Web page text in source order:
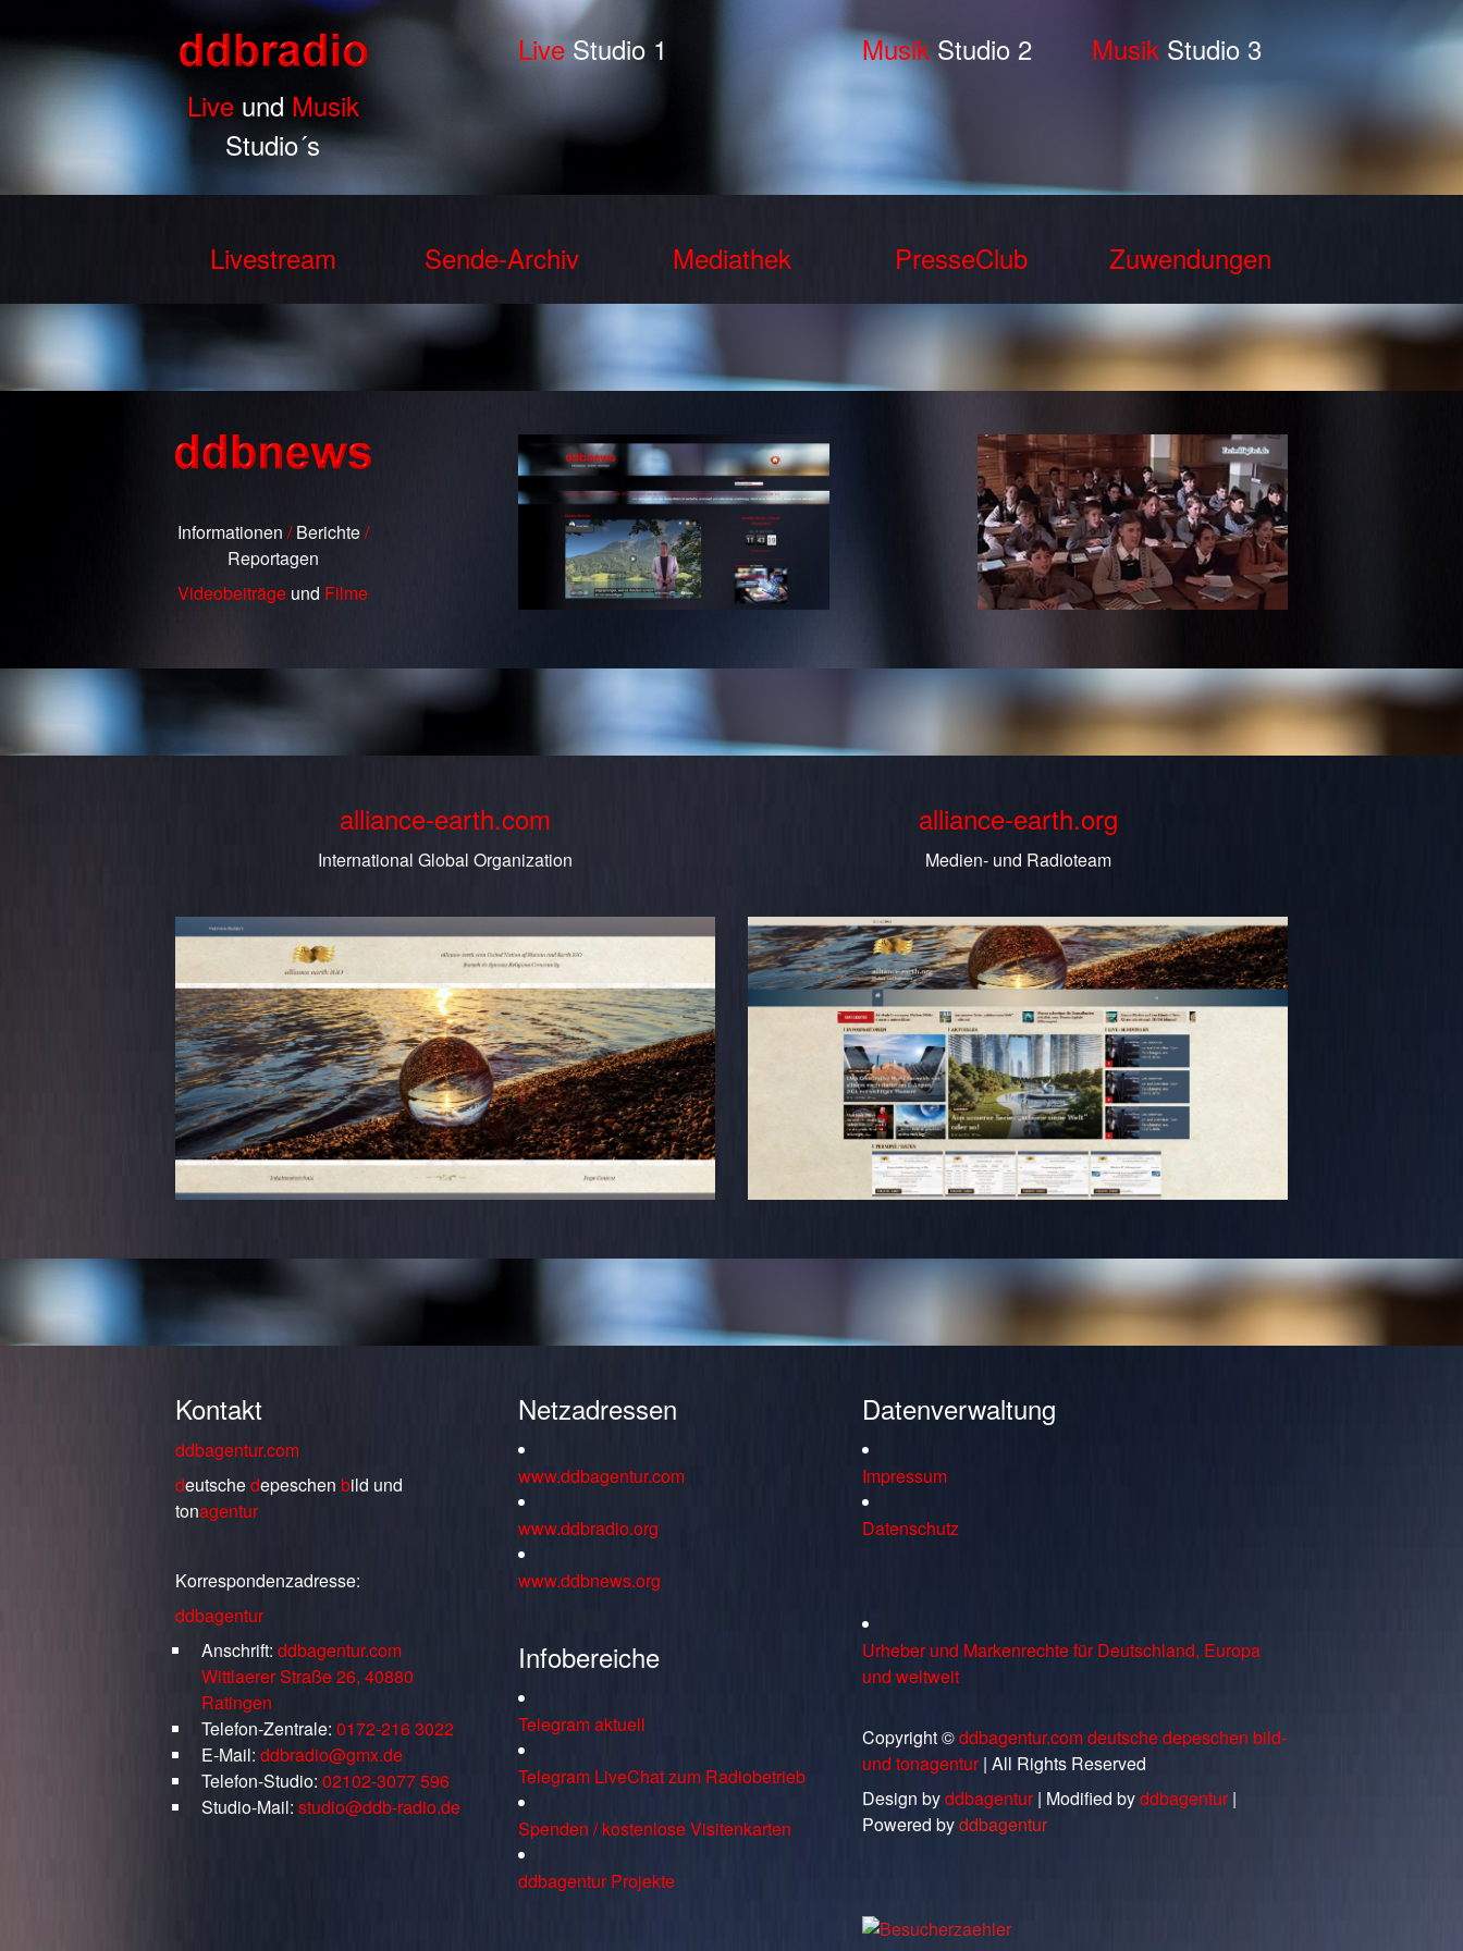
Live und Musik
Studio´s
Live Studio 1 Musik Studio 2 MusikStudio 3
Livestream Sende-Archiv Mediathek PresseClub Zuwendungen
Informationen /Berichte/
Reportagen
Videobeiträge und Filme
alliance-earth.com
International Global Organization
alliance-earth.org
Medien- und Radioteam
Kontakt
ddbagentur.com
deutschedepeschen bild und
tonagentur
Korrespondenzadresse:
ddbagentur
Anschrift: ddbagentur.com
Wittlaerer Straße 26, 40880
Ratingen
Telefon-Zentrale: 0172-216 3022
E-Mail: ddbradio@gmx.de
Telefon-Studio: 02102-3077 596
Studio-Mail: studio@ddb-radio.de
Netzadressen
www.ddbagentur.com
www.ddbradio.org
www.ddbnews.org
Infobereiche
Telegram aktuell
Telegram LiveChat zum Radiobetrieb
Spenden / kostenlose Visitenkarten
ddbagentur Projekte
Datenverwaltung
Impressum
Datenschutz
Urheber und Markenrechte für Deutschland, Europa
und weltweit
Copyright ©ddbagentur.com deutsche depeschen bild-
und tonagentur| All Rights Reserved
Design byddbagentur| Modified byddbagentur|
Powered byddbagentur